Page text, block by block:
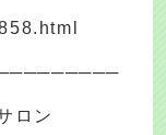
ロン